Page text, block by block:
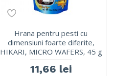
Hrana pentru pesti cu
dimensiuni foarte diferite,
HIKARI, MICRO WAFERS, 45 g
11,66 lei